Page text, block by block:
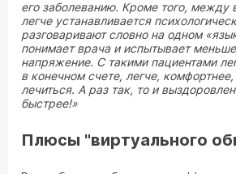
его заболеванию. Кроме того, между
легче устанавливается
разговаривают словно на одном
понимает врача и испытывает
напряжение. С такими пациентами
в конечном счете, легче,
лечиться. А раз так, то и
быстрее!»
Плюсы "виртуального